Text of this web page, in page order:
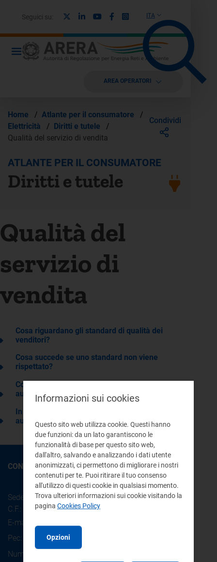
ITA
Seguici su: LinkedinYoutubeFacebook
Instagram
AREA OPERATORI
Home / Atlante per il consumatore
/
Elettricità
/ Diritti e tutele
/
Qualità del servizio di vendita
Condividi
ATLANTE PER IL CONSUMATORE
Diritti e tutele
Qualità del
servizio di
vendita
Cosa riguardano gli standard di qualità dei
venditori?
Cosa succede se uno standard non viene
rispettato?
Come vengono pagati gli indennizzi
automatici?
In quali casi non viene pagato l’indennizzo
automatico?
CONTATTI
Sede legale: Piazza Cavour 5 - 20121 - Milano
C.F.: 97190020152
E-mail:
Pec:
protocollo@pec.arera.it
Numero verde consumatori:
Informazioni sui cookies
Questo sito web utilizza cookie. Questi hanno
due funzioni: da un lato garantiscono le
funzionalità di base per questo sito web,
dall'altro, salvando e analizzando i dati utente
anonimizzati, ci permettono di migliorare i nostri
contenuti per te. Puoi ritirare il tuo consenso
all'utilizzo di questi cookie in qualsiasi momento.
Trova ulteriori informazioni sui cookie visitando la
pagina Cookies Policy
Opzioni